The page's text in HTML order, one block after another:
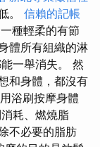
。 信賴的記帳
種輕柔的有節
體所有組織的淋
一舉消失。 然
和身體，都沒有
浴刷按摩身體
耗、燃燒脂
不必要的脂肪